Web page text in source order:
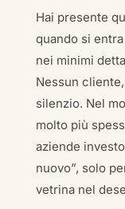
Hai presente
quando si
nei minimi
Nessun
silenzio. Nel
molto più
aziende
nuovo”, solo
vetrina nel